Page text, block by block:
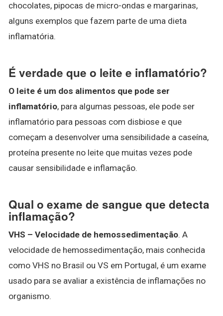
chocolates, pipocas de micro-ondas e margarinas,
alguns exemplos que fazem parte de uma dieta
inflamatória.
É verdade que o leite e inflamatório?
O leite é um dos alimentos que pode ser
inflamatório, para algumas pessoas, ele pode ser
inflamatório para pessoas com disbiose e que
começam a desenvolver uma sensibilidade a caseína,
proteína presente no leite que muitas vezes pode
causar sensibilidade e inflamação.
Qual o exame de sangue que detecta
inflamação?
VHS – Velocidade de hemossedimentação. A
velocidade de hemossedimentação, mais conhecida
como VHS no Brasil ou VS em Portugal, é um exame
usado para se avaliar a existência de inflamações no
organismo.